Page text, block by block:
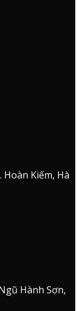
Hoàn Kiếm, Hà
Hành Sơn,